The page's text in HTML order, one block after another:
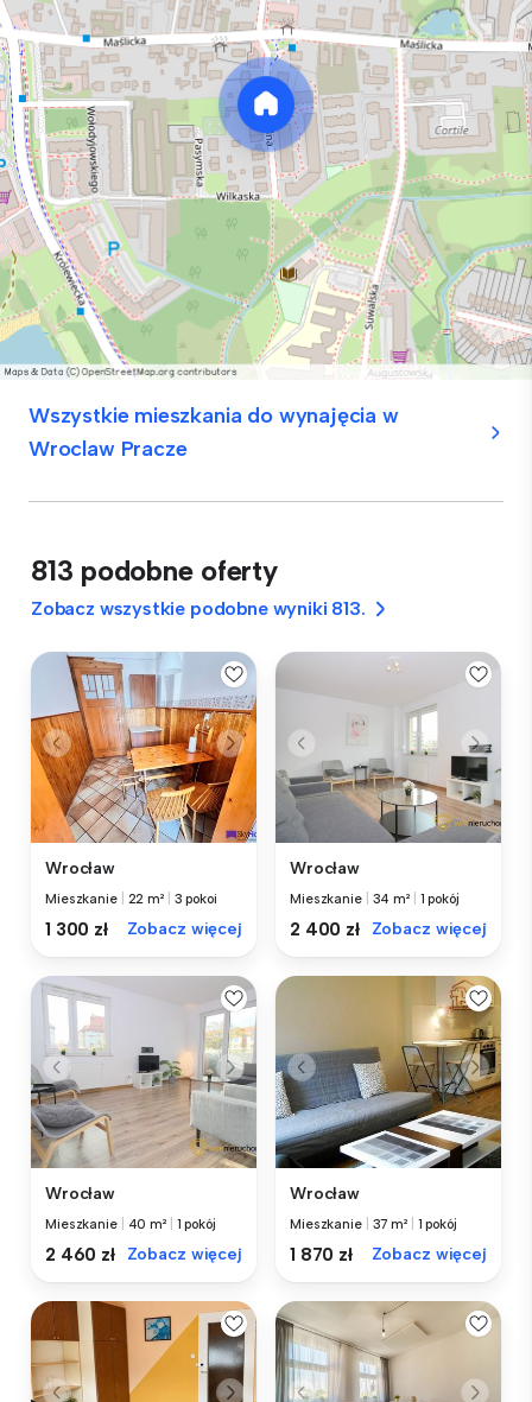
Wszystkie mieszkania do wynajęcia w
Wroclaw Pracze
813 podobne oferty
Zobacz wszystkie podobne wyniki 813.
Wrocław
Mieszkanie 22 m² 3 pokoi
1 300 zł Zobacz więcej
Wrocław
Mieszkanie 34 m² 1 pokój
2 400 zł Zobacz więcej
Wrocław
Mieszkanie 40 m² 1 pokój
2 460 zł Zobacz więcej
Wrocław
Mieszkanie 37 m² 1 pokój
1 870 zł Zobacz więcej